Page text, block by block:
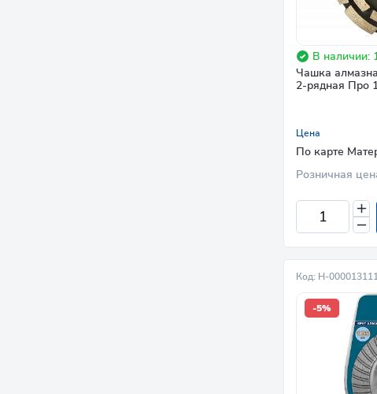
В наличии:
Чашка
2-рядная Про
Цена
По карте
Розничная
Код: Н-
-5%